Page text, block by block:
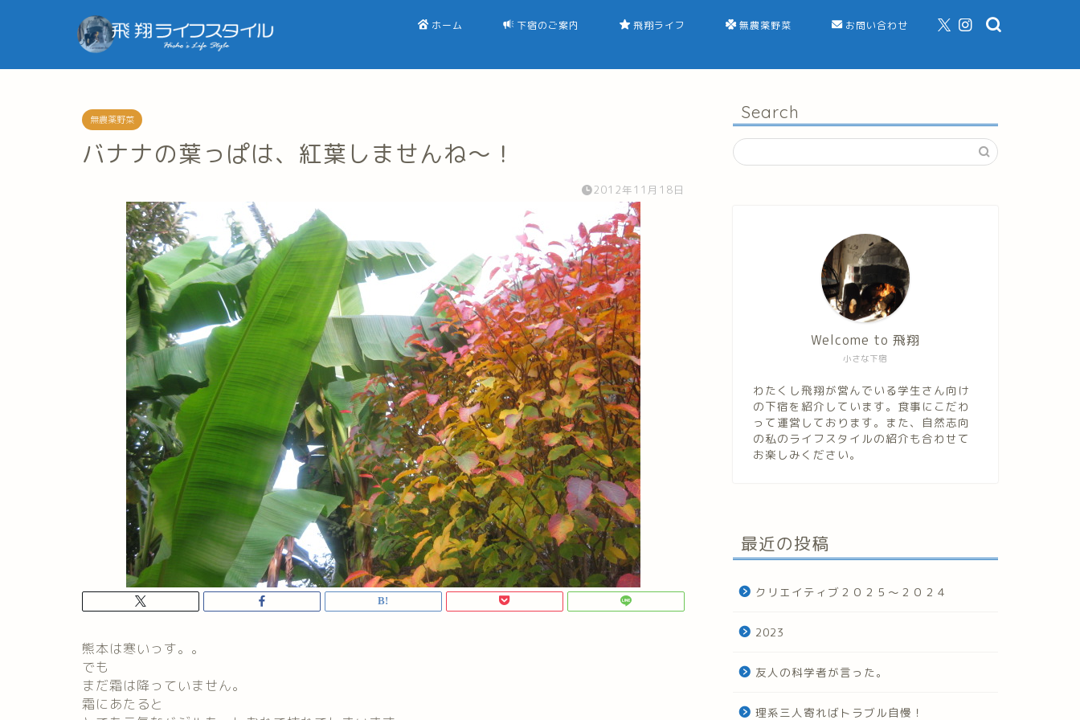
ホーム 下宿のご案内 飛翔ライフ 無農薬野菜 お問い合わせ
無農薬野菜
バナナの葉っぱは、紅葉しませんね～！
2012年11月18日
熊本は寒いっす。。
でも
まだ霜は降っていません。
霜にあたると
Search
小さな下宿
Welcome to 飛翔
わたくし飛翔が営んでいる学生さん向け
の下宿を紹介しています。食事にこだわ
って運営しております。また、自然志向
の私のライフスタイルの紹介も合わせて
お楽しみください。
最近の投稿
クリエイティブ２０２５～２０２４
2023
友人の科学者が言った。
理系三人寄ればトラブル自慢！